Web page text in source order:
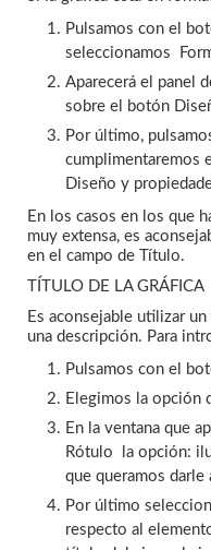
Pulsamos con el
seleccionamos
Aparecerá el panel
sobre el botón
Por último,
cumplimentaremos
Diseño y
En los casos en los que
muy extensa, es
en el campo de Título.
TÍTULO DE LA GRÁFICA
Es aconsejable utilizar
una descripción. Para
Pulsamos con el
Elegimos la opción
En la ventana que
Rótulo la opción:
que queramos
Por último
respecto al